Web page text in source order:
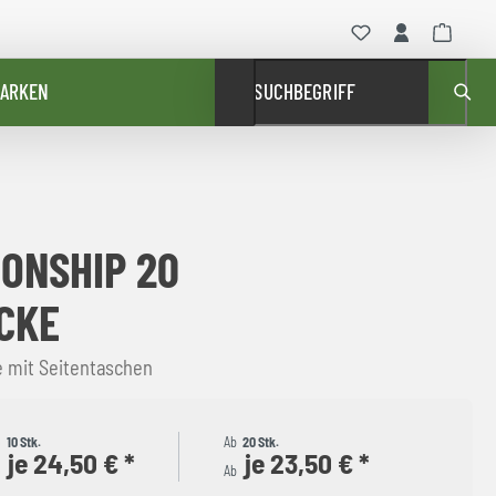
SUCHBEGRIFF
20
mit Seitentaschen
10 Stk.
je 24,50 € *
Ab 20 Stk.
Ab je 23,50 € *